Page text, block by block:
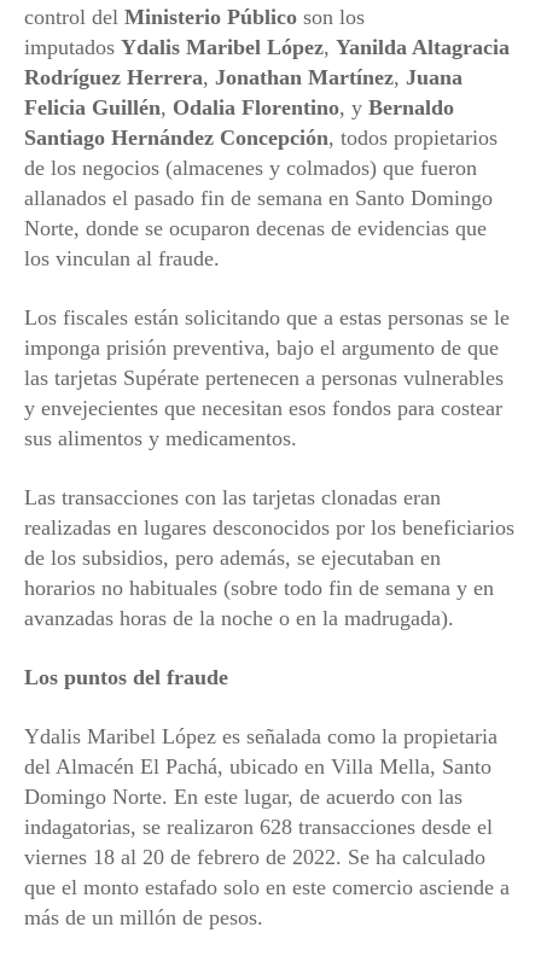
control del Ministerio Público son los
imputados Ydalis Maribel López, Yanilda Altagracia
Rodríguez Herrera, Jonathan Martínez, Juana
Felicia Guillén, Odalia Florentino, y Bernaldo
Santiago Hernández Concepción, todos propietarios
de los negocios (almacenes y colmados) que fueron
allanados el pasado fin de semana en Santo Domingo
Norte, donde se ocuparon decenas de evidencias que
los vinculan al fraude.
Los fiscales están solicitando que a estas personas se le
imponga prisión preventiva, bajo el argumento de que
las tarjetas Supérate pertenecen a personas vulnerables
y envejecientes que necesitan esos fondos para costear
sus alimentos y medicamentos.
Las transacciones con las tarjetas clonadas eran
realizadas en lugares desconocidos por los beneficiarios
de los subsidios, pero además, se ejecutaban en
horarios no habituales (sobre todo fin de semana y en
avanzadas horas de la noche o en la madrugada).
Los puntos del fraude
Ydalis Maribel López es señalada como la propietaria
del Almacén El Pachá, ubicado en Villa Mella, Santo
Domingo Norte. En este lugar, de acuerdo con las
indagatorias, se realizaron 628 transacciones desde el
viernes 18 al 20 de febrero de 2022. Se ha calculado
que el monto estafado solo en este comercio asciende a
más de un millón de pesos.